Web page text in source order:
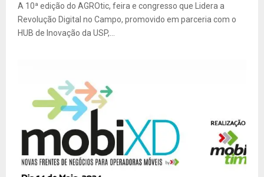
A 10ª edição do AGROtic, feira e congresso que Lidera a
Revolução Digital no Campo, promovido em parceria com o
HUB de Inovação da USP,...